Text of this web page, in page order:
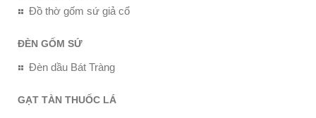
Đồ thờ gốm sứ giả cổ
ĐÈN GỐM SỨ
Đèn dầu Bát Tràng
GẠT TÀN THUỐC LÁ